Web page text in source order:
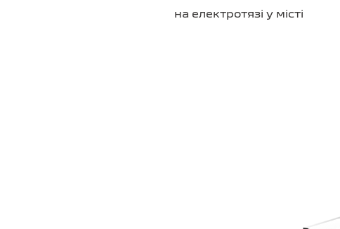
на електротязі у місті